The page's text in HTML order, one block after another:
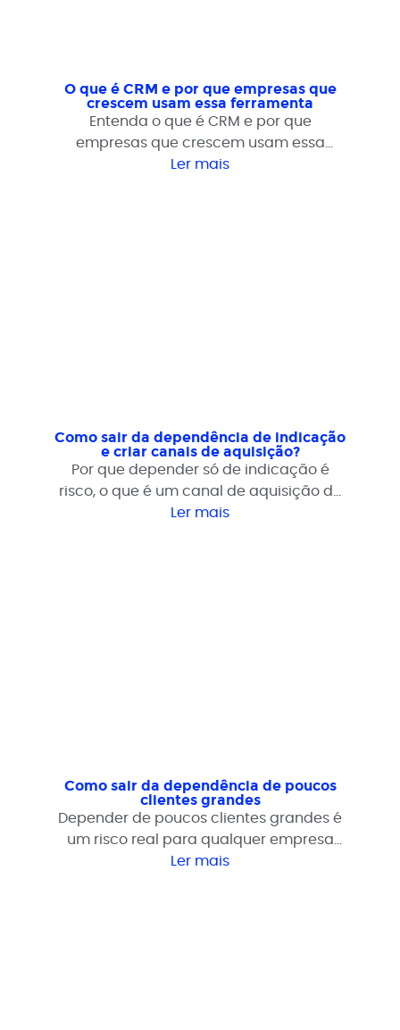
O que é CRM e por que empresas que
crescem usam essa ferramenta
Entenda o que é CRM e por que
empresas que crescem usam essa
ferramenta para organizar clientes,
Ler mais
Como sair da dependência de indicação
e criar canais de aquisição?
Por que depender só de indicação é
risco, o que é um canal de aquisição de
verdade, quais canais funcionam no B2B
Ler mais
Como sair da dependência de poucos
clientes grandes
Depender de poucos clientes grandes é
um risco real para qualquer empresa
B2B. Veja como sair dessa dependência
Ler mais